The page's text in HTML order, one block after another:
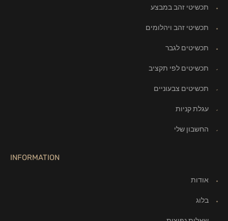
תכשיטי זהב במבצע
תכשיטי זהב ויהלומים
תכשיטים לגבר
תכשיטים לפי תקציב
תכשיטים צבעוניים
עגלת קניות
החשבון שלי
INFORMATION
אודות
בלוג